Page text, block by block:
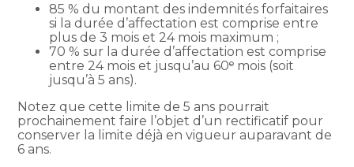
85 % du montant des indemnités forfaitaires
si la durée d’affectation est comprise entre
plus de 3 mois et 24 mois maximum ;
70 % sur la durée d’affectation est comprise
entre 24 mois et jusqu’au 60ᵉ mois (soit
jusqu’à 5 ans).
Notez que cette limite de 5 ans pourrait
prochainement faire l’objet d’un rectificatif pour
conserver la limite déjà en vigueur auparavant de
6 ans.